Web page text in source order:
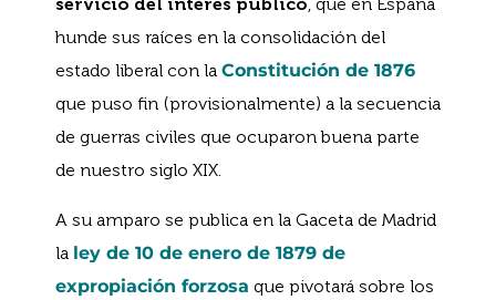
hunde sus raíces en la consolidación del
estado liberal con la Constitución de 1876
que puso fin (provisionalmente) a la secuencia
de guerras civiles que ocuparon buena parte
de nuestro siglo XIX.
A su amparo se publica en la Gaceta de Madrid
la ley de 10 de enero de 1879 de
expropiación forzosa que pivotará sobre los